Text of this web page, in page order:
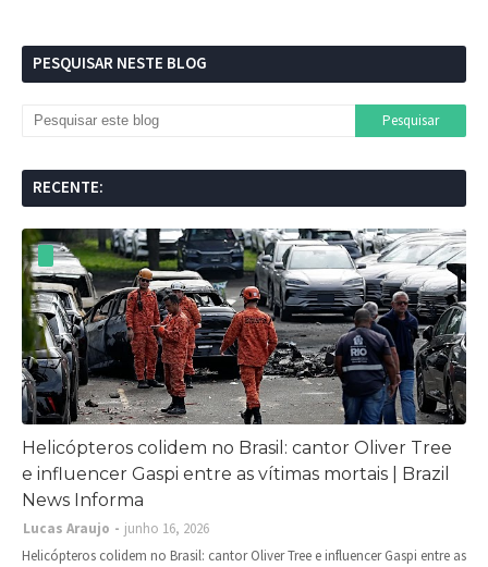
PESQUISAR NESTE BLOG
RECENTE:
Helicópteros colidem no Brasil: cantor Oliver Tree
e influencer Gaspi entre as vítimas mortais | Brazil
News Informa
Lucas Araujo
junho 16, 2026
Helicópteros colidem no Brasil: cantor Oliver Tree e influencer Gaspi entre as